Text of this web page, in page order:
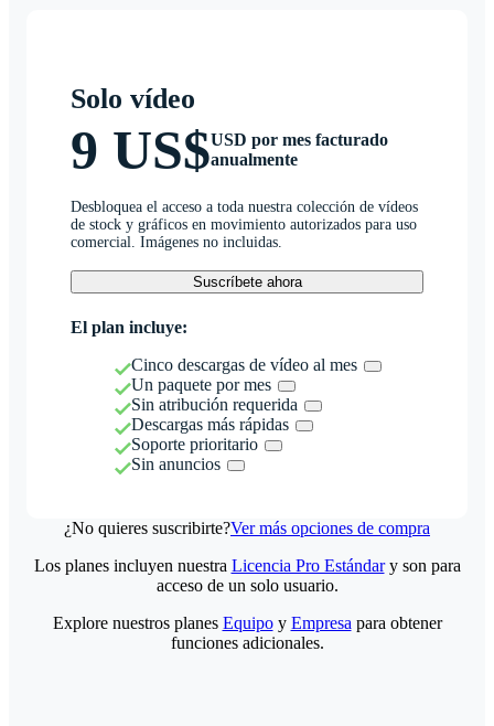
Solo vídeo
9 US$USD por mes facturado
anualmente
Desbloquea el acceso a toda nuestra colección de vídeos
de stock y gráficos en movimiento autorizados para uso
comercial. Imágenes no incluidas.
Suscríbete ahora
El plan incluye:
Cinco descargas de vídeo al mes
Un paquete por mes
Sin atribución requerida
Descargas más rápidas
Soporte prioritario
Sin anuncios
¿No quieres suscribirte?Ver más opciones de compra
Los planes incluyen nuestra Licencia Pro Estándary son para
acceso de un solo usuario.
Explore nuestros planes Equipoy Empresa para obtener
funciones adicionales.